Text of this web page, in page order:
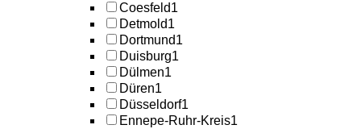
Coesfeld1
Detmold1
Dortmund1
Duisburg1
Dülmen1
Düren1
Düsseldorf1
Ennepe-Ruhr-Kreis1